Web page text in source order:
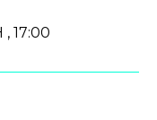
, 17:00